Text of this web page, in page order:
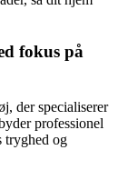
fokus på
der specialiserer
professionel
tryghed og